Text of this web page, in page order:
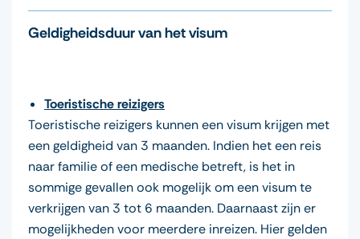
Geldigheidsduur van het visum
Toeristische reizigers
Toeristische reizigers kunnen een visum krijgen met
een geldigheid van 3 maanden. Indien het een reis
naar familie of een medische betreft, is het in
sommige gevallen ook mogelijk om een visum te
verkrijgen van 3 tot 6 maanden. Daarnaast zijn er
mogelijkheden voor meerdere inreizen. Hier gelden